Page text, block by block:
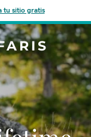
tu sitio gratis